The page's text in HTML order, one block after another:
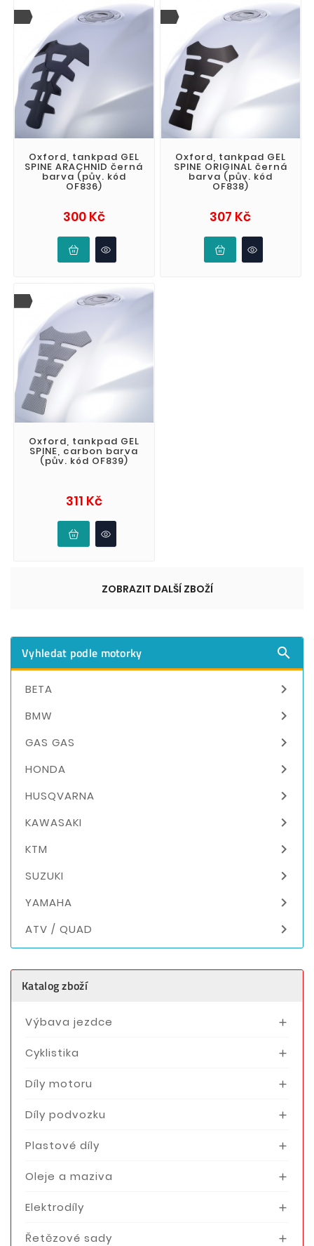
Oxford, tankpad GEL
SPINE ARACHNID černá
barva (pův. kód
OF836)
300 KčCena
Oxford, tankpad GEL
SPINE ORIGINAL černá
barva (pův. kód
OF838)
307 KčCena
Oxford, tankpad GEL
SPINE, carbon barva
(pův. kód OF839)
311 KčCena
ZOBRAZIT DALŠÍ ZBOŽÍ
Vyhledat podle motorky 
BETA 
BMW 
GAS GAS 
HONDA 
HUSQVARNA 
KAWASAKI 
KTM 
SUZUKI 
YAMAHA 
ATV / QUAD 
Katalog zboží
Výbava jezdce 
Cyklistika 
Díly motoru 
Díly podvozku 
Plastové díly 
Oleje a maziva 
Elektrodíly 
Řetězové sady 